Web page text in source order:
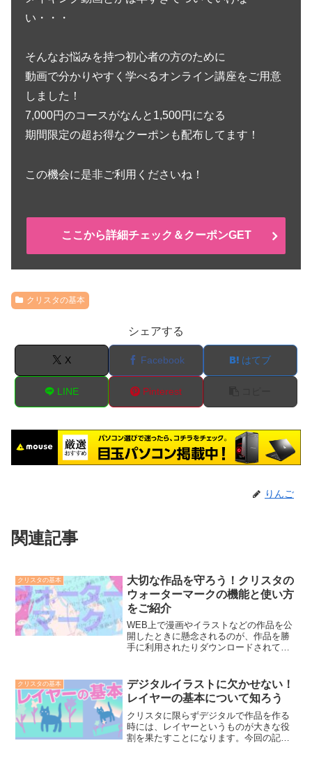
い・・・
そんなお悩みを持つ初心者の方のために
動画で分かりやすく学べるオンライン講座をご用意
しました！
7,000円のコースがなんと1,500円になる
期間限定の超お得なクーポンも配布してます！
この機会に是非ご利用くださいね！
ここから詳細チェック＆クーポンGET
クリスタの基本
シェアする
X Facebook はてブ
LINE Pinterest
りんご
関連記事
クリスタの基本
大切な作品を守ろう！クリスタの
ウォーターマークの機能と使い方
をご紹介
WEB上で漫画やイラストなどの作品を公
開したときに懸念されるのが、作品を勝
手に利用されたりダウンロードされて使
ォーターマークの機能をご紹介します
クリスタの基本
デジタルイラストに欠かせない！
レイヤーの基本について知ろう
クリスタに限らずデジタルで作品を作る
時には、レイヤーというものが大きな役
割を果たすことになります。今回の記事